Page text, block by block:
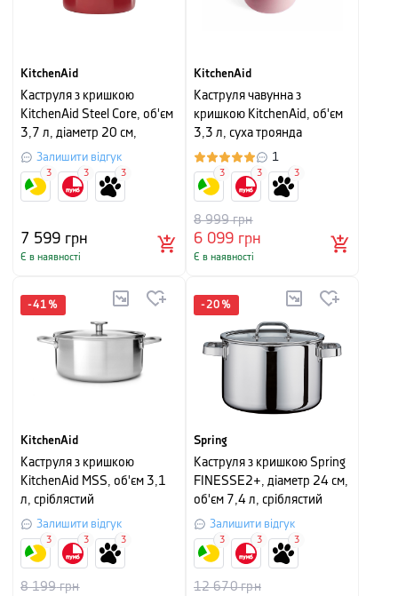
KitchenAid
Каструля з кришкою
KitchenAid Steel Core, об'єм
3,7 л, діаметр 20 см,
червоний
Залишити відгук
7 599 грн
Є в наявності
3 3 3
KitchenAid
Каструля чавунна з
кришкою KitchenAid, об'єм
3,3 л, суха троянда
1
6 099 грн
8 999грн
Є в наявності
3 3 3
-41 %
KitchenAid
Каструля з кришкою
KitchenAid MSS, об'єм 3,1
л, сріблястий
Залишити відгук
8 199грн
3 3 3
-20 %
Spring
Каструля з кришкою Spring
FINESSE2+, діаметр 24 см,
об'єм 7,4 л, сріблястий
Залишити відгук
12 670грн
3 3 3